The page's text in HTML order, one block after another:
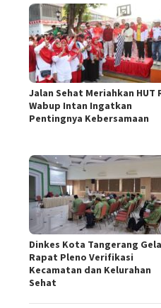
Jalan Sehat Meriahkan HUT
Wabup Intan Ingatkan
Pentingnya Kebersamaan
Dinkes Kota Tangerang
Rapat Pleno Verifikasi
Kecamatan dan Kelurahan
Sehat